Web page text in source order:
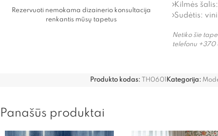
Rezervuoti nemokama dizainerio konsultacija
renkantis mūsų tapetus
Kilmės
Sudėtis:
Netiko šie
telefonu +370
Produkto kodas: TH0601 Kategorija:
Panašūs produktai